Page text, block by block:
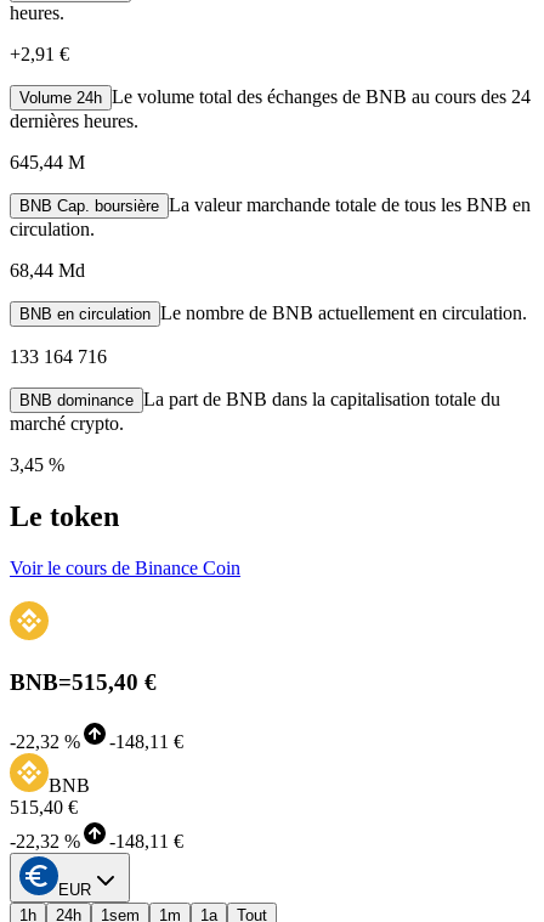
heures.
+2,91 €
Volume 24h Le volume total des échanges de BNB au cours des 24
dernières heures.
645,44 M
BNB Cap. boursière La valeur marchande totale de tous les BNB en
circulation.
68,44 Md
BNB en circulation Le nombre de BNB actuellement en circulation.
133 164 716
BNB dominance La part de BNB dans la capitalisation totale du
marché crypto.
3,45 %
Le token
Voir le cours de Binance Coin
BNB=515,40 €
-22,32 % -148,11 €
BNB
515,40 €
-22,32 % -148,11 €
EUR
1h
24h 1sem 1m 1a Tout